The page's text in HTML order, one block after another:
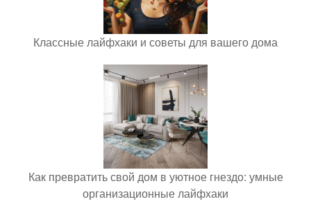
Классные лайфхаки и советы для вашего дома
Как превратить свой дом в уютное гнездо: умные
организационные лайфхаки